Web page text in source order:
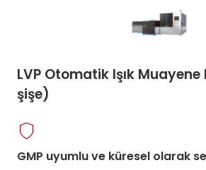
LVP Otomatik Işık
şişe)
GMP uyumlu ve küresel olarak